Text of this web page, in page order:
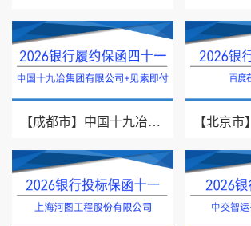
【成都市】中国十九冶集团有限公司/见索即付/2026年银行履约保函四十一